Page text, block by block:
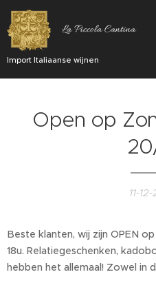
La Piccola Cantina
Import Italiaanse wijnen
Open op
11-
Beste klanten, wij zijn OPEN
18u. Relatiegeschenken,
hebben het allemaal! Zowel in